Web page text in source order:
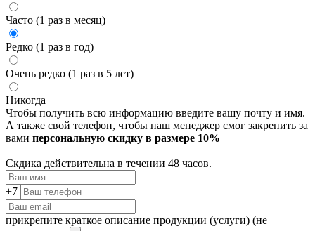
Часто (1 раз в месяц)
Редко (1 раз в год)
Очень редко (1 раз в 5 лет)
Никогда
Чтобы получить всю информацию введите вашу почту и имя.
А также свой телефон, чтобы наш менеджер смог закрепить за
вами персональную скидку в размере 10%
Скдика действительна в течении 48 часов.
+7
прикрепите краткое описание продукции (услуги) (не